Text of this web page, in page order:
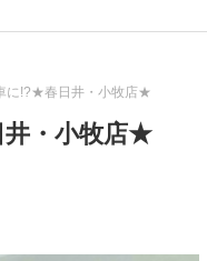
に!?★春日井・小牧店★
井・小牧店★